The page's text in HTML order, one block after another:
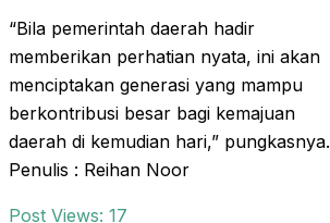
“Bila pemerintah daerah hadir
memberikan perhatian nyata, ini akan
menciptakan generasi yang mampu
berkontribusi besar bagi kemajuan
daerah di kemudian hari,” pungkasnya.
Penulis : Reihan Noor
Post Views: 17